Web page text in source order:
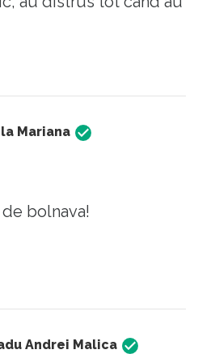
au luat instalatii si le-
merge taxa pt.
stiri-
disparut-porcii-din-
ferma-faliment-
teleorman-din-care-
lei.htm
Mariana
bolnava!
Andrei Malica